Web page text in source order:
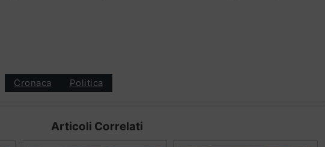
Cronaca Politica
Articoli Correlati